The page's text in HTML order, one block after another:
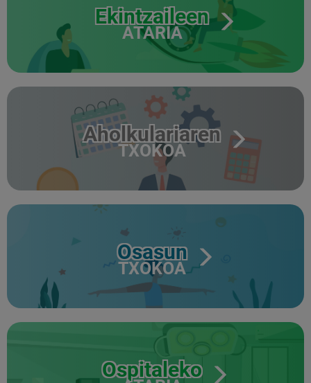
Ekintzaileen
ATARIA
Aholkulariaren
TXOKOA
Osasun
TXOKOA
Ospitaleko